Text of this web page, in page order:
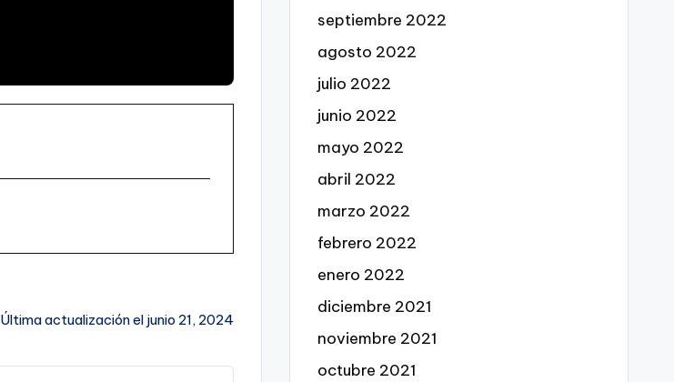
Última actualización el junio 21, 2024
septiembre 2022
agosto 2022
julio 2022
junio 2022
mayo 2022
abril 2022
marzo 2022
febrero 2022
enero 2022
diciembre 2021
noviembre 2021
octubre 2021